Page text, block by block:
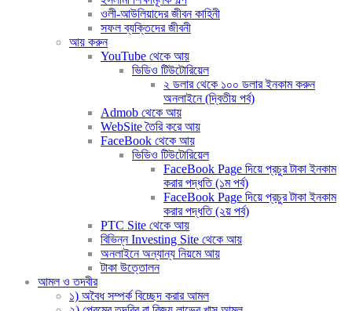
ওলী-আউলিয়াদের জীবন কাহিনী
সফল ব্যক্তিদের জীবনী
আয় করুন
YouTube থেকে আয়
ভিডিও টিউটোরিয়েল
২ ডলার থেকে ১০০ ডলার ইনকাম করুন
অনলাইনে (দ্বিতীয় পর্ব)
Admob থেকে আয়
WebSite তৈরি করে আয়
FaceBook থেকে আয়
ভিডিও টিউটোরিয়েল
FaceBook Page দিয়ে প্রচুর টাকা ইনকাম
করার পদ্ধতি (১ম পর্ব)
FaceBook Page দিয়ে প্রচুর টাকা ইনকাম
করার পদ্ধতি (২য় পর্ব)
PTC Site থেকে আয়
বিভিন্ন Investing Site থেকে আয়
অনলাইনে অন্যান্য নিয়মে আয়
টাকা উত্তোলন
আমল ও তদবীর
১) অবৈধ সম্পর্ক বিচ্ছেদ করার আমল